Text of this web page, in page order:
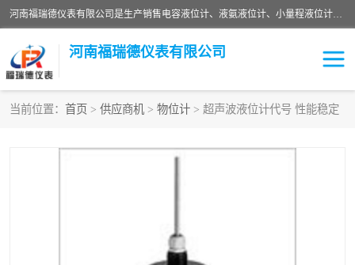
河南福瑞德仪表有限公司是生产销售电容液位计、液氨液位计、小量程液位计定制、智能锅炉水位计、液氮液位计等；并在产品开发、研制的过程中，吸取国内外仪器仪表的技术精华，建立了一支高、精、尖的科研开发队伍，使产品性能不断升级。
河南福瑞德仪表有限公司
当前位置： 首页 > 供应商机 > 物位计 > 超声波液位计代号 性能稳定